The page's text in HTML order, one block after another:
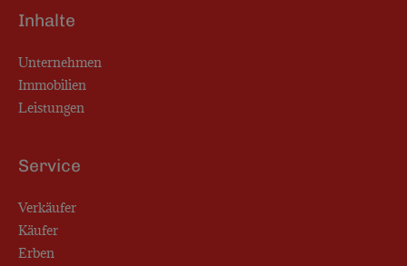
Inhalte
Unternehmen
Immobilien
Leistungen
Service
Verkäufer
Käufer
Erben